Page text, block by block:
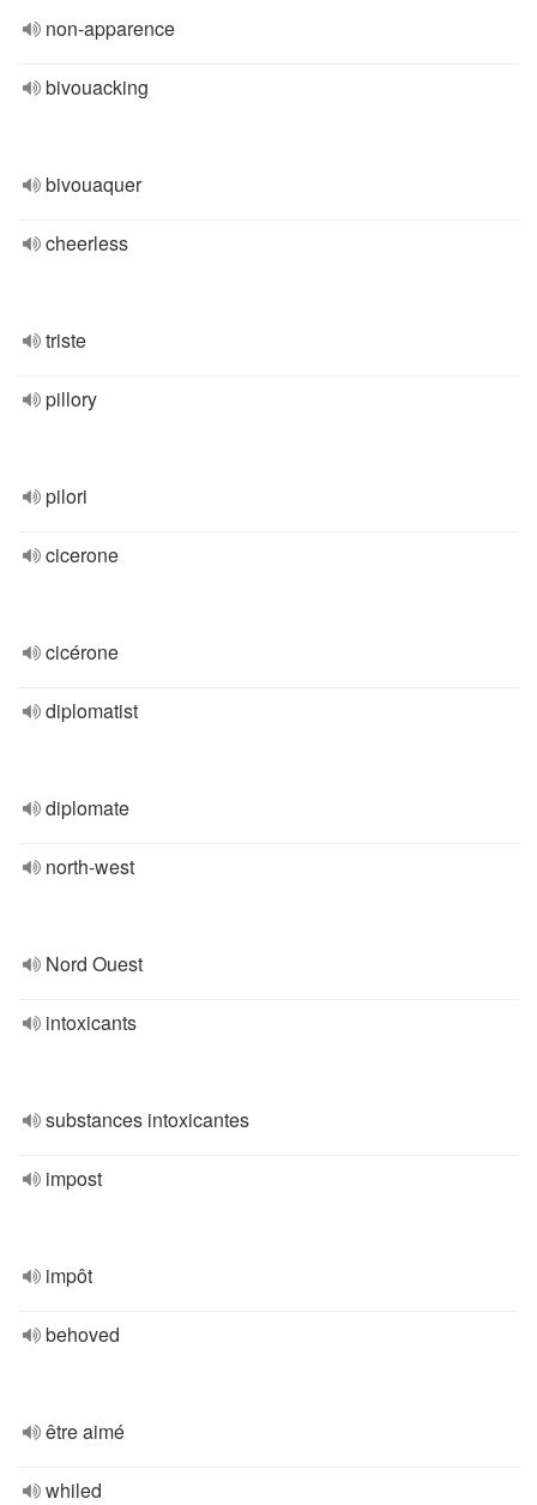
non-apparence
bivouacking
bivouaquer
cheerless
triste
pillory
pilori
cicerone
cicérone
diplomatist
diplomate
north-west
Nord Ouest
intoxicants
substances intoxicantes
impost
impôt
behoved
être aimé
whiled